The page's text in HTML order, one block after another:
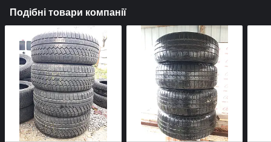
Подібні товари компанії